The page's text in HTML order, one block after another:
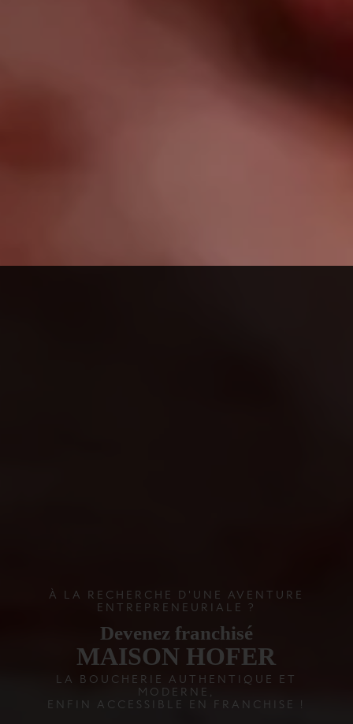
À LA RECHERCHE D'UNE AVENTURE
ENTREPRENEURIALE ?
Devenez franchisé
MAISON HOFER
LA BOUCHERIE AUTHENTIQUE ET
MODERNE,
ENFIN ACCESSIBLE EN FRANCHISE !